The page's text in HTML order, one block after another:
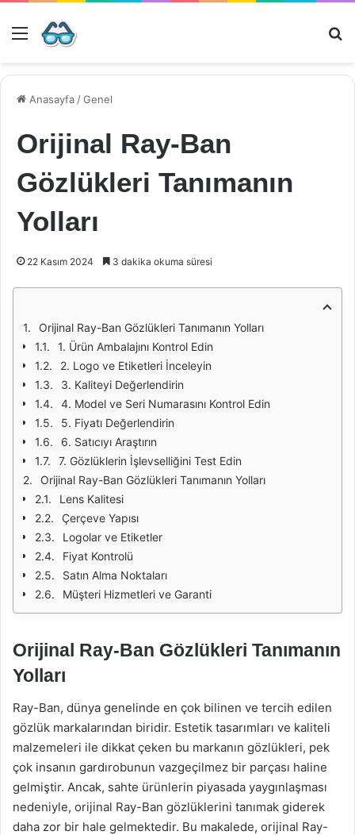
Menü
Anasayfa /Genel
Orijinal Ray-Ban
Gözlükleri Tanımanın
Yolları
22 Kasım 2024 3 dakika okuma süresi
Orijinal Ray-Ban Gözlükleri Tanımanın Yolları
1. Ürün Ambalajını Kontrol Edin
2. Logo ve Etiketleri İnceleyin
3. Kaliteyi Değerlendirin
4. Model ve Seri Numarasını Kontrol Edin
5. Fiyatı Değerlendirin
6. Satıcıyı Araştırın
7. Gözlüklerin İşlevselliğini Test Edin
Orijinal Ray-Ban Gözlükleri Tanımanın Yolları
Lens Kalitesi
Çerçeve Yapısı
Logolar ve Etiketler
Fiyat Kontrolü
Satın Alma Noktaları
Müşteri Hizmetleri ve Garanti
Orijinal Ray-Ban Gözlükleri Tanımanın
Yolları
Ray-Ban, dünya genelinde en çok bilinen ve tercih edilen
gözlük markalarından biridir. Estetik tasarımları ve kaliteli
malzemeleri ile dikkat çeken bu markanın gözlükleri, pek
çok insanın gardırobunun vazgeçilmez bir parçası haline
gelmiştir. Ancak, sahte ürünlerin piyasada yaygınlaşması
nedeniyle, orijinal Ray-Ban gözlüklerini tanımak giderek
daha zor bir hale gelmektedir. Bu makalede, orijinal Ray-